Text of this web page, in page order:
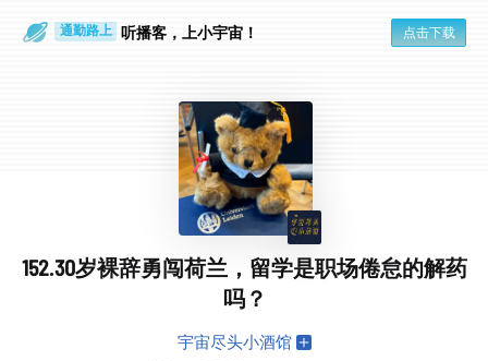
通勤路上 听播客，上小宇宙！ 点击下载
152.30岁裸辞勇闯荷兰，留学是职场倦怠的解药
吗？
宇宙尽头小酒馆